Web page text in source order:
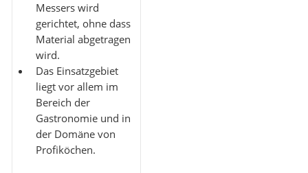
Messers wird
gerichtet, ohne dass
Material abgetragen
wird.
Das Einsatzgebiet
liegt vor allem im
Bereich der
Gastronomie und in
der Domäne von
Profiköchen.